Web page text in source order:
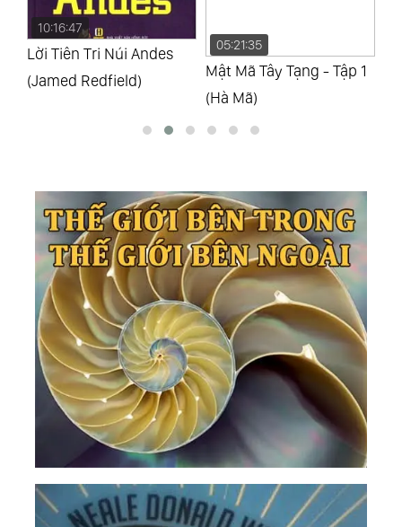
10:16:47
Lời Tiên Tri Núi Andes
(Jamed Redfield)
05:21:35
Mật Mã Tây Tạng - Tập 1
(Hà Mã)